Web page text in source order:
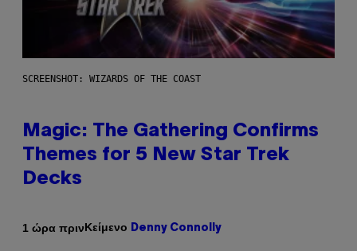
SCREENSHOT: WIZARDS OF THE COAST
Magic: The Gathering Confirms
Themes for 5 New Star Trek
Decks
1 ώρα πρινΚείμενο Denny Connolly